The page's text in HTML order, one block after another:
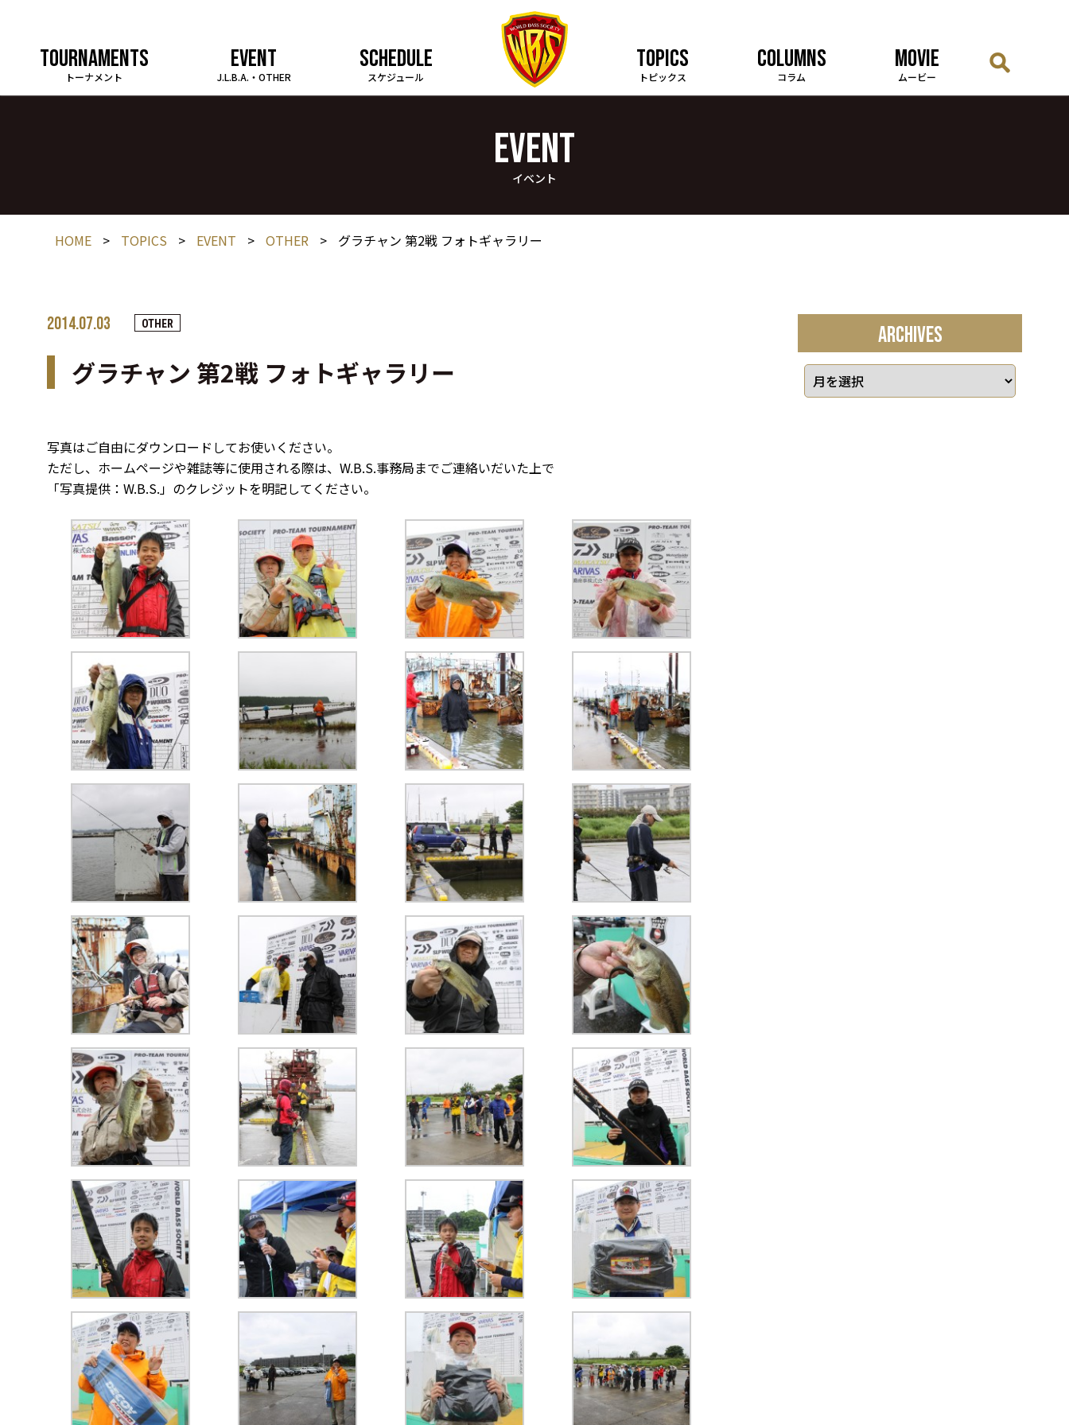
TOURNAMENTS
トーナメント
EVENT
J.L.B.A.・OTHER
SCHEDULE
スケジュール
TOPICS
トピックス
COLUMNS
コラム
MOVIE
ムービー
EVENT
イベント
HOME > TOPICS > EVENT > OTHER > グラチャン 第2戦 フォトギャラリー
2014.07.03 OTHER
グラチャン 第2戦 フォトギャラリー
写真はご自由にダウンロードしてお使いください。
ただし、ホームページや雑誌等に使用される際は、W.B.S.事務局までご連絡いだいた上で
「写真提供：W.B.S.」のクレジットを明記してください。
ARCHIVES